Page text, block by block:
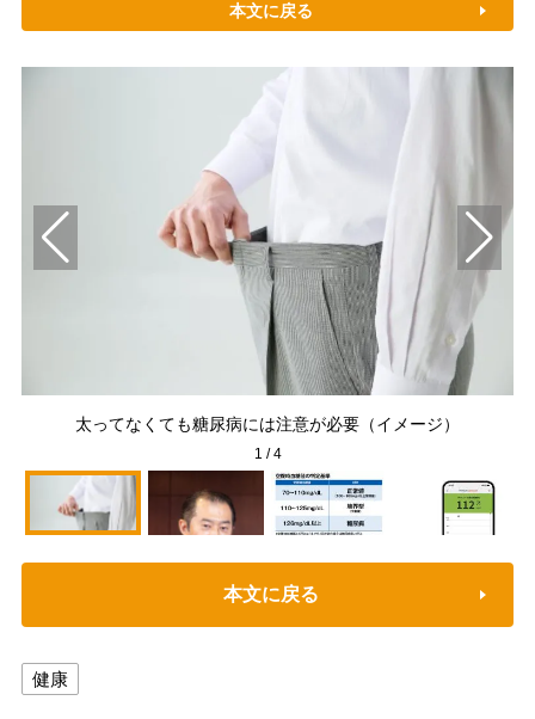
本文に戻る
太ってなくても糖尿病には注意が必要（イメージ）
1 /4
本文に戻る
健康